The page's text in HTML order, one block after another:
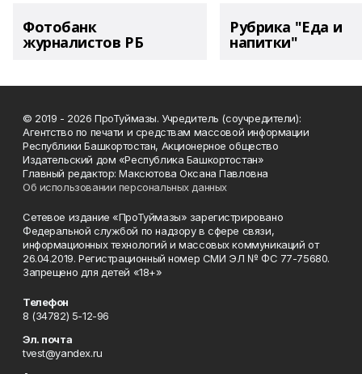
Фотобанк
журналистов РБ
Рубрика "Еда и
напитки"
© 2019 - 2026 ПроТуймазы. Учредитель (соучредители):
Агентство по печати и средствам массовой информации
Республики Башкортостан, Акционерное общество
Издательский дом «Республика Башкортостан»
Главный редактор: Максютова Оксана Павловна
Об использовании персональных данных
Сетевое издание «ПроТуймазы» зарегистрировано
Федеральной службой по надзору в сфере связи,
информационных технологий и массовых коммуникаций от
26.04.2019. Регистрационный номер СМИ ЭЛ № ФС 77-75680.
Запрещено для детей «18+»
Телефон
8 (34782) 5-12-96
Эл. почта
tvest@yandex.ru